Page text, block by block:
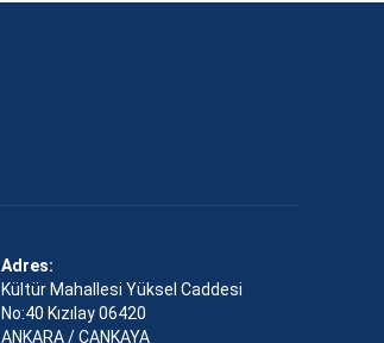
Adres:
Kültür Mahallesi Yüksel Caddesi
No:40 Kızılay 06420
ANKARA / ÇANKAYA